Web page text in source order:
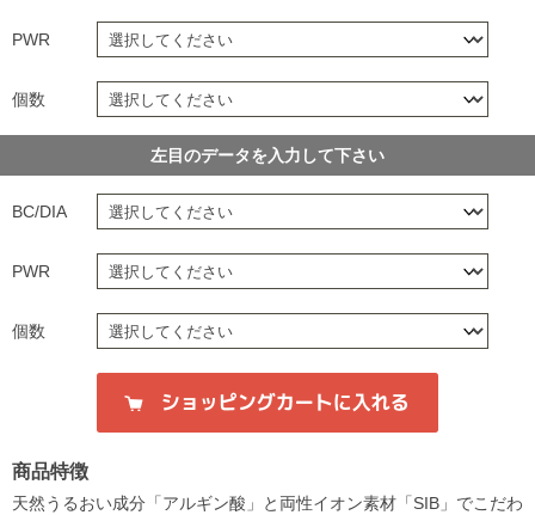
PWR
個数
左目のデータを入力して下さい
BC/DIA
PWR
個数
商品特徴
天然うるおい成分「アルギン酸」と両性イオン素材「SIB」でこだわ